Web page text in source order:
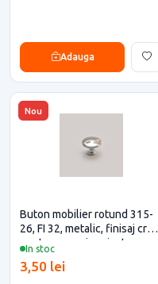
Adauga
Nou
In stoc
Buton mobilier rotund 315-
26, FI 32, metalic, finisaj crom
pentru casa si proiecte
3,50 lei